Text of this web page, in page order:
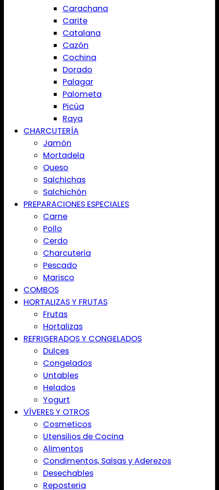
Carachana
Carite
Catalana
Cazón
Cochina
Dorado
Palagar
Palometa
Picúa
Raya
CHARCUTERÍA
Jamón
Mortadela
Queso
Salchichas
Salchichón
PREPARACIONES ESPECIALES
Carne
Pollo
Cerdo
Charcuteria
Pescado
Marisco
COMBOS
HORTALIZAS Y FRUTAS
Frutas
Hortalizas
REFRIGERADOS Y CONGELADOS
Dulces
Congelados
Untables
Helados
Yogurt
VÍVERES Y OTROS
Cosmeticos
Utensilios de Cocina
Alimentos
Condimentos, Salsas y Aderezos
Desechables
Reposteria